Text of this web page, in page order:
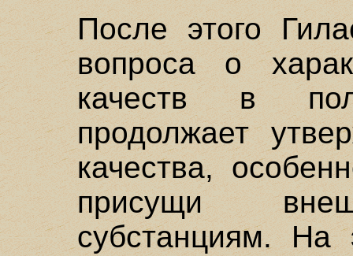
После этого
вопроса о
качеств в
продолжает
качества,
присущи
субстанциям. На